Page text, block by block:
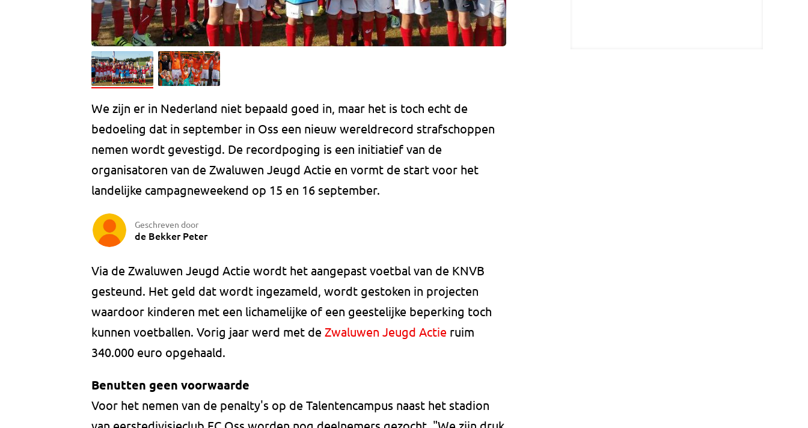
We zijn er in Nederland niet bepaald goed in, maar het is toch echt de
bedoeling dat in september in Oss een nieuw wereldrecord strafschoppen
nemen wordt gevestigd. De recordpoging is een initiatief van de
organisatoren van de Zwaluwen Jeugd Actie en vormt de start voor het
landelijke campagneweekend op 15 en 16 september.
Geschreven door
de Bekker Peter
Via de Zwaluwen Jeugd Actie wordt het aangepast voetbal van de KNVB
gesteund. Het geld dat wordt ingezameld, wordt gestoken in projecten
waardoor kinderen met een lichamelijke of een geestelijke beperking toch
kunnen voetballen. Vorig jaar werd met de Zwaluwen Jeugd Actie ruim
340.000 euro opgehaald.
Benutten geen voorwaarde
Voor het nemen van de penalty's op de Talentencampus naast het stadion